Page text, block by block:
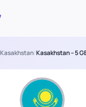
Kasakhstan/Kasakhstan – 5